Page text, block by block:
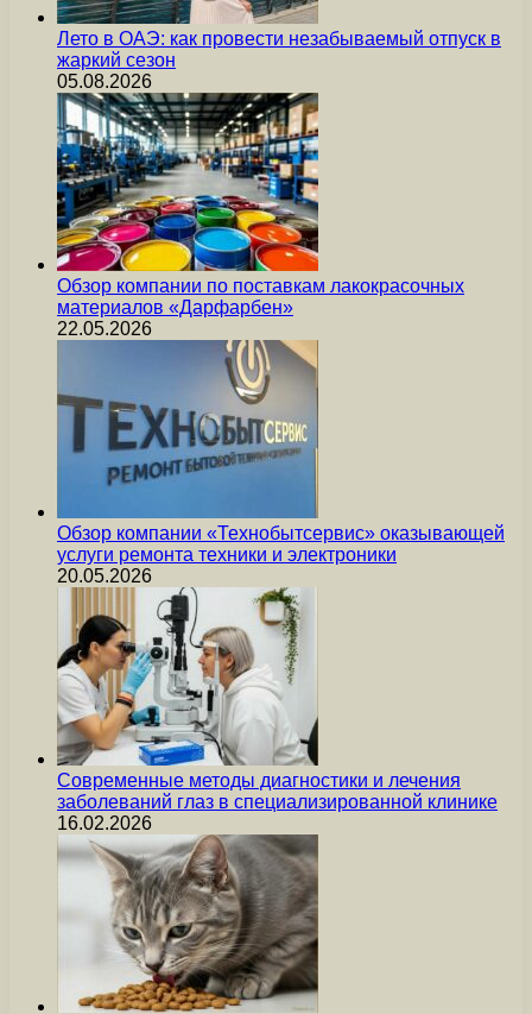
Лето в ОАЭ: как провести незабываемый отпуск в
жаркий сезон
05.08.2026
Обзор компании по поставкам лакокрасочных
материалов «Дарфарбен»
22.05.2026
Обзор компании «Технобытсервис» оказывающей
услуги ремонта техники и электроники
20.05.2026
Современные методы диагностики и лечения
заболеваний глаз в специализированной клинике
16.02.2026